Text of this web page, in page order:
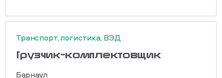
Транспорт, логистика, ВЭД
Грузчик-комплектовщик
Барнаул